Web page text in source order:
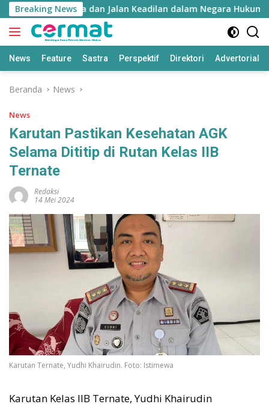
Langsung
ke
konten
Breaking News
Hatuhaha dan Jalan Keadilan dalam Negara Hukum
News Feature Sastra Perspektif Direktori Advertorial
Beranda News
News
Karutan Pastikan Kesehatan AGK
Selama Dititip di Rutan Kelas IIB
Ternate
Redaksi
14 Mei 2024
Karutan Ternate, Yudhi Khairudin. Foto: Istimewa
Karutan Kelas IIB Ternate, Yudhi Khairudin